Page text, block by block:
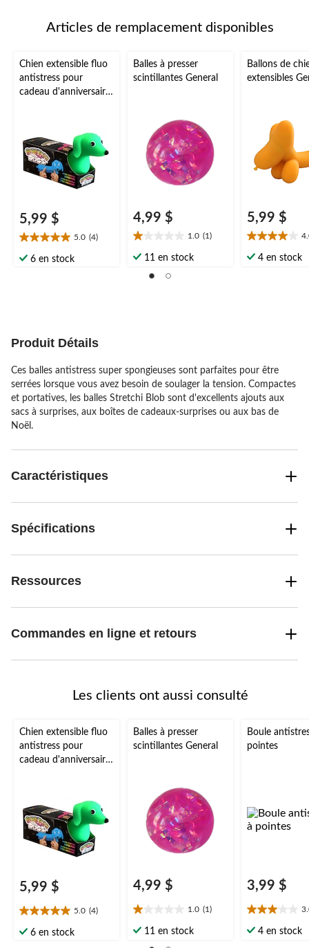
Articles de remplacement disponibles
Chien extensible fluo
antistress pour
cadeau d'anniversaire
5,99 $
5.0 (4)
5.0
étoile(s)
6 en stock
Balles à presser
scintillantes General
4,99 $
1.0 (1)
1.0
étoile(s)
11 en stock
Ballons de
extensibles
5,99 $
4.0
étoile(s)
4 en stock
Produit Détails
Ces balles antistress super spongieuses sont parfaites pour être
serrées lorsque vous avez besoin de soulager la tension. Compactes
et portatives, les balles Stretchi Blob sont d'excellents ajouts aux
sacs à surprises, aux boîtes de cadeaux-surprises ou aux bas de
Noël.
Caractéristiques
Spécifications
Ressources
Commandes en ligne et retours
Les clients ont aussi consulté
Chien extensible fluo
antistress pour
cadeau d'anniversaire
5,99 $
5.0 (4)
5.0
étoile(s)
6 en stock
Balles à presser
scintillantes General
4,99 $
1.0 (1)
1.0
étoile(s)
11 en stock
Boule
pointes
3,99 $
3.0
étoile(s)
4 en stock